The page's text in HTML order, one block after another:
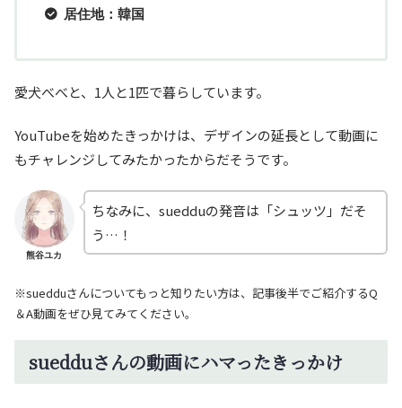
居住地：韓国
愛犬べべと、1人と1匹で暮らしています。
YouTubeを始めたきっかけは、デザインの延長として動画に
もチャレンジしてみたかったからだそうです。
熊谷ユカ
ちなみに、suedduの発音は「シュッツ」だそ
う…！
※suedduさんについてもっと知りたい方は、記事後半でご紹介するQ
＆A動画をぜひ見てみてください。
suedduさんの動画にハマったきっかけ